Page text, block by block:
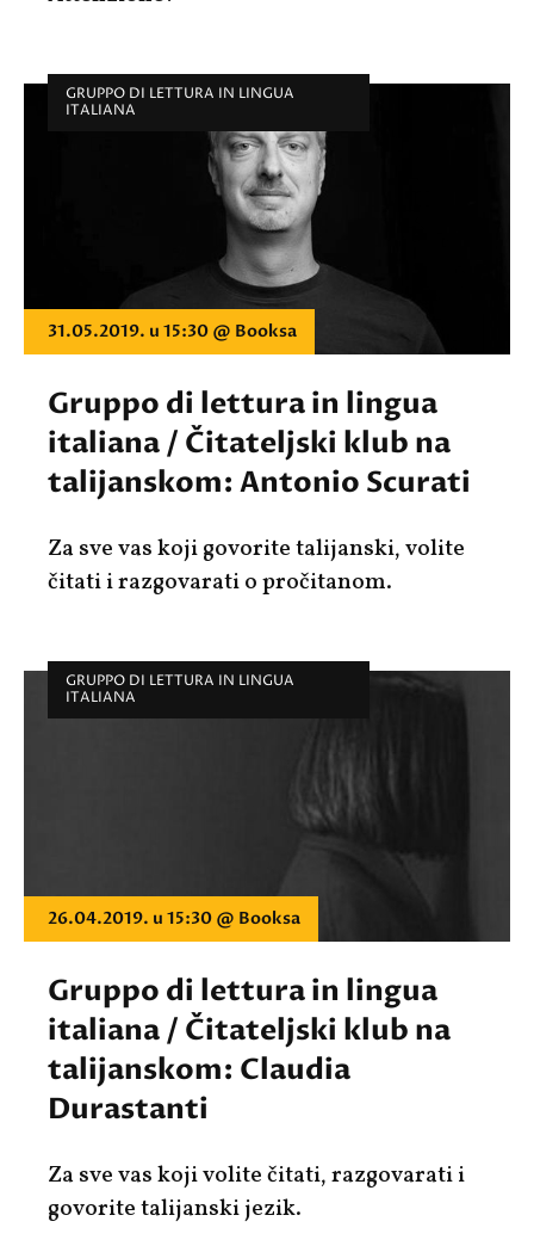
GRUPPO DI LETTURA IN LINGUA
ITALIANA
31.05.2019. u 15:30 @ Booksa
Gruppo di lettura in lingua
italiana / Čitateljski klub na
talijanskom: Antonio Scurati
Za sve vas koji govorite talijanski, volite
čitati i razgovarati o pročitanom.
GRUPPO DI LETTURA IN LINGUA
ITALIANA
26.04.2019. u 15:30 @ Booksa
Gruppo di lettura in lingua
italiana / Čitateljski klub na
talijanskom: Claudia
Durastanti
Za sve vas koji volite čitati, razgovarati i
govorite talijanski jezik.